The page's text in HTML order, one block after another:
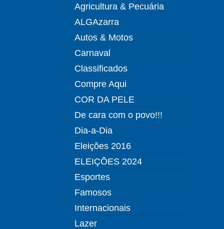
Agricultura & Pecuária
ALGAzarra
Autos & Motos
Carnaval
Classificados
Compre Aqui
COR DA PELE
De cara com o povo!!!
Dia-a-Dia
Eleições 2016
ELEIÇÕES 2024
Esportes
Famosos
Internacionais
Lazer